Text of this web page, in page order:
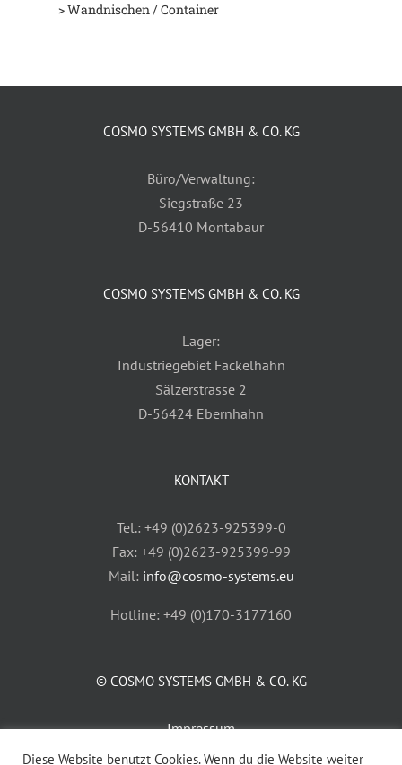
> Wandnischen / Container
COSMO SYSTEMS GMBH & CO. KG
Büro/Verwaltung:
Siegstraße 23
D-56410 Montabaur
COSMO SYSTEMS GMBH & CO. KG
Lager:
Industriegebiet Fackelhahn
Sälzerstrasse 2
D-56424 Ebernhahn
KONTAKT
Tel.: +49 (0)2623-925399-0
Fax: +49 (0)2623-925399-99
Mail: info@cosmo-systems.eu
Hotline: +49 (0)170-3177160
© COSMO SYSTEMS GMBH & CO. KG
Impressum
AGB
Diese Website benutzt Cookies. Wenn du die Website weiter